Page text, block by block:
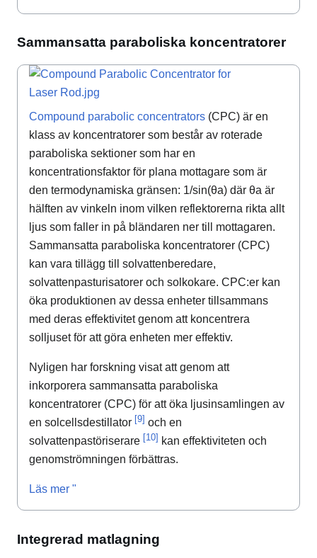
Sammansatta paraboliska koncentratorer
Compound parabolic concentrators (CPC) är en
klass av koncentratorer som består av roterade
paraboliska sektioner som har en
koncentrationsfaktor för plana mottagare som är
den termodynamiska gränsen: 1/sin(θa) där θa är
hälften av vinkeln inom vilken reflektorerna rikta allt
ljus som faller in på bländaren ner till mottagaren.
Sammansatta paraboliska koncentratorer (CPC)
kan vara tillägg till solvattenberedare,
solvattenpasturisatorer och solkokare. CPC:er kan
öka produktionen av dessa enheter tillsammans
med deras effektivitet genom att koncentrera
solljuset för att göra enheten mer effektiv.
Nyligen har forskning visat att genom att
inkorporera sammansatta paraboliska
koncentratorer (CPC) för att öka ljusinsamlingen av
en solcellsdestillator [9] och en
solvattenpastöriserare [10] kan effektiviteten och
genomströmningen förbättras.
Läs mer "
Integrerad matlagning